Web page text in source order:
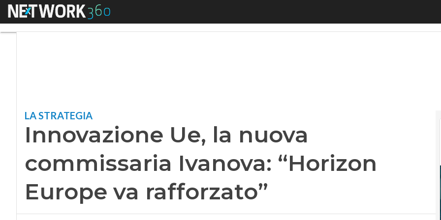
Menu Innovazione Ue, la nuova commissaria Ivanova: “Horizon Europe va
LA STRATEGIA
Innovazione Ue, la nuova
commissaria Ivanova: “Horizon
Europe va rafforzato”